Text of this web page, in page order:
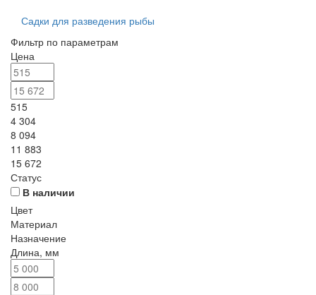
Садки для разведения рыбы
Фильтр по параметрам
Цена
515
4 304
8 094
11 883
15 672
Статус
В наличии
Цвет
Материал
Назначение
Длина, мм